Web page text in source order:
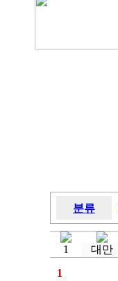
분류
1 대만
1